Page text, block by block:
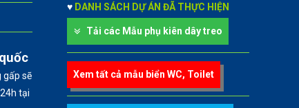
gấp sẽ
tại
♥ DANH SÁCH DỰ ÁN ĐÃ THỰC HIỆN
Tải các Mẫu phụ kiên dây treo
Xem tất cả mẫu biển WC, Toilet